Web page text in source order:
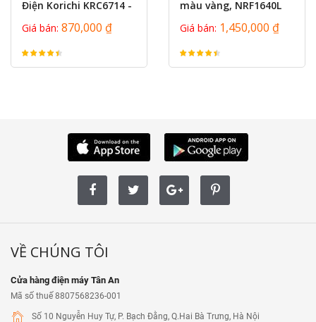
Điện Korichi KRC6714 -
Hàng Chính Hãng,
Công...
Giá bán: 870,000 ₫
màu vàng, NRF1640L
Giá bán: 1,450,000 ₫
VỀ CHÚNG TÔI
Cửa hàng điện máy Tân An
Mã số thuế 8807568236-001
Số 10 Nguyễn Huy Tự, P. Bạch Đằng, Q.Hai Bà Trưng, Hà Nội